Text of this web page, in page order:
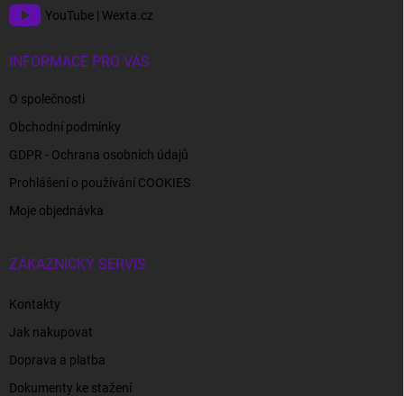
YouTube | Wexta.cz
INFORMACE PRO VÁS
O společnosti
Obchodní podmínky
GDPR - Ochrana osobních údajů
Prohlášení o používání COOKIES
Moje objednávka
ZÁKAZNICKÝ SERVIS
Kontakty
Jak nakupovat
Doprava a platba
Dokumenty ke stažení